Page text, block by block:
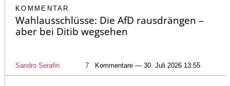
KOMMENTAR
Wahlausschlüsse: Die AfD rausdrängen –
aber bei Ditib wegsehen
Sandro Serafin 7 Kommentare — 30. Juli 2026 13:55